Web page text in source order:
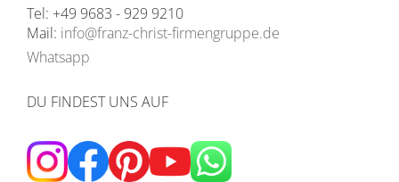
Tel: +49 9683 - 929 9210
Mail: info@franz-christ-firmengruppe.de
Whatsapp
DU FINDEST UNS AUF